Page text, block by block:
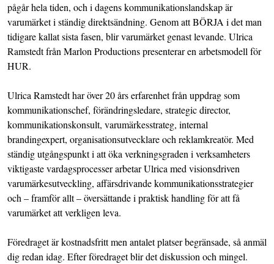
pågår hela tiden, och i dagens kommunikationslandskap är
varumärket i ständig direktsändning. Genom att BÖRJA i det man
tidigare kallat sista fasen, blir varumärket genast levande. Ulrica
Ramstedt från Marlon Productions presenterar en arbetsmodell för
HUR.
Ulrica Ramstedt har över 20 års erfarenhet från uppdrag som
kommunikationschef, förändringsledare, strategic director,
kommunikationskonsult, varumärkesstrateg, internal
brandingexpert, organisationsutvecklare och reklamkreatör. Med
ständig utgångspunkt i att öka verkningsgraden i verksamheters
viktigaste vardagsprocesser arbetar Ulrica med visionsdriven
varumärkesutveckling, affärsdrivande kommunikationsstrategier
och – framför allt – översättande i praktisk handling för att få
varumärket att verkligen leva.
Föredraget är kostnadsfritt men antalet platser begränsade, så anmäl
dig redan idag. Efter föredraget blir det diskussion och mingel.